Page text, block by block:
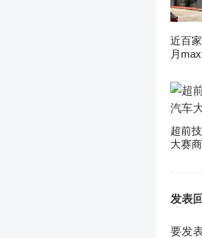
近百
月
超前
大赛
发表
要发